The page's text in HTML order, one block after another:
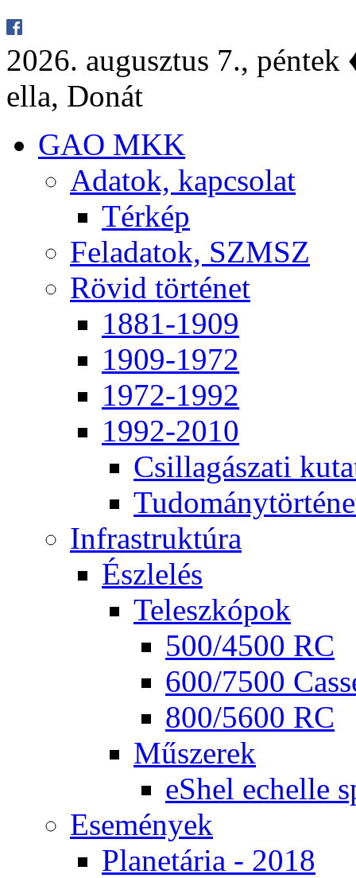
2026. au­gusz­tus 7.,
el­la, Do­nát
GAO MKK
Ada­tok, kap­cso­lat
Tér­kép
Fel­ada­tok, SZMSZ
Rö­vid tör­té­net
1881-1909
1909-1972
1972-1992
1992-2010
Csil­la­gá­sza­ti
Inf­ra­struk­tú­ra
Ész­le­lés
Te­lesz­kó­pok
500/4500 RC
600/7500
800/5600 RC
Mű­sze­rek
eS­hel echel­le
Ese­mé­nyek
Pla­ne­tá­ria - 2018